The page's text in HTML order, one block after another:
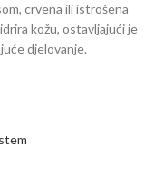
crvena ili istrošena
kožu, ostavljajući je
djelovanje.